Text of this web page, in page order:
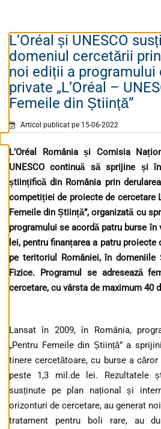
L’Oréal și UNESCO
domeniul cercetării
noi ediții a programului
private „L’Oréal –
Femeile din Știință”
Articol publicat pe 15-06-2022
L’Oréal Româniași Comisia Na
UNESCO continuă să sprijine și în
științificădin România prin
competiției de proiecte de cercetare
Femeile dinȘtiință”, organizată cu
programului se acordă patru burse în
lei, pentru finanțarea a patru proiecte
pe teritoriul României, în domeniile
Fizice. Programul se adresează
cercetare, cu vârsta de maximum 40
Lansat în 2009, în România,
„Pentru Femeile din Știință” a
tinere cercetătoare, cu burse a
peste 1,3 mil.de lei. Rezultatele
susținute pe plan național și
orizonturi de cercetare, au generat
tratament pentru boli rare, au